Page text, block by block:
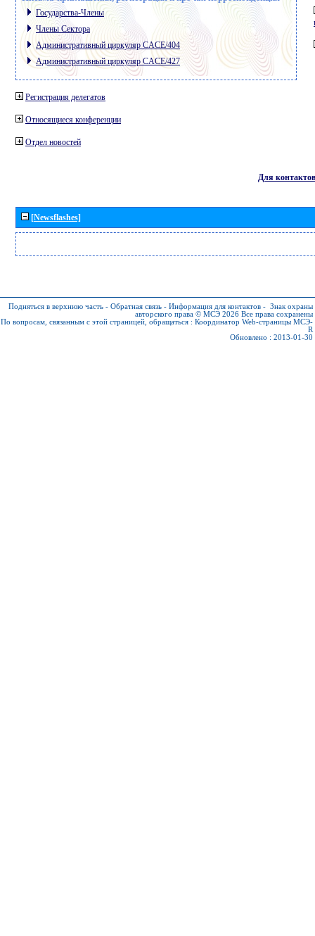
Государства-Члены
Члены Сектора
Административный циркуляр CACE/404
Административный циркуляр CACE/427
Регистрация делегатов
Относящиеся конференции
Отдел новостей
Для контактов
[Newsflashes]
Подняться в верхнюю часть - Обратная связь - Информация для контактов - Знак охраны
авторского права © МСЭ 2026 Все права сохранены
По вопросам, связанным с этой страницей, обращаться : Координатор Web-страницы МСЭ-
R
Обновлено : 2013-01-30